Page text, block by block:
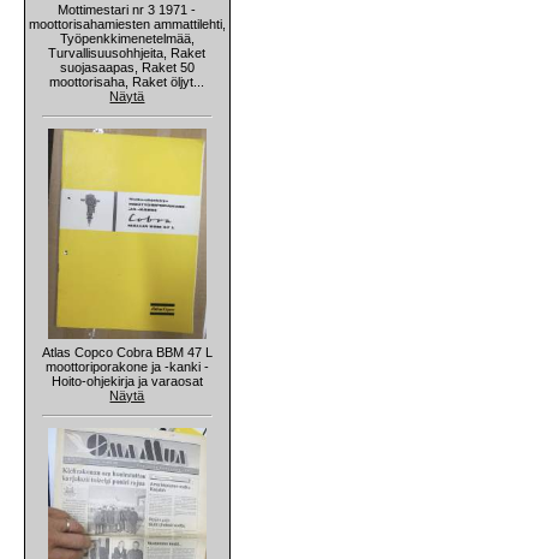
Mottimestari nr 3 1971 -
moottorisahamiesten ammattilehti,
Työpenkkimenetelmää,
Turvallisuusohhjeita, Raket
suojasaapas, Raket 50
moottorisaha, Raket öljyt...
Näytä
Atlas Copco Cobra BBM 47 L
moottoriporakone ja -kanki -
Hoito-ohjekirja ja varaosat
Näytä